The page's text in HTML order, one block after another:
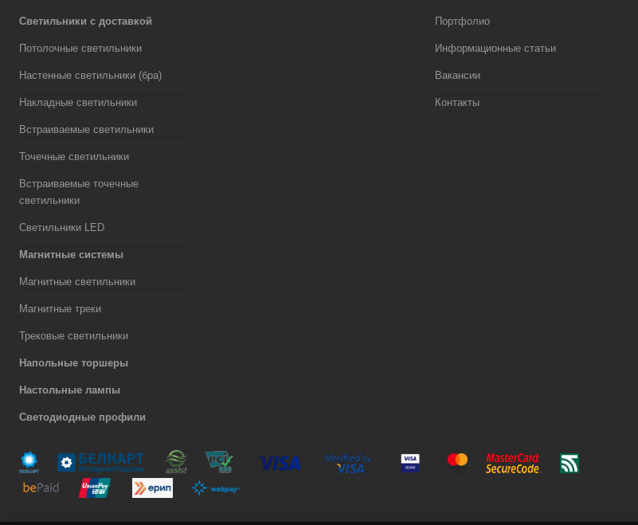
Светильники с доставкой
Потолочные светильники
Настенные светильники (бра)
Накладные светильники
Встраиваемые светильники
Точечные светильники
Встраиваемые точечные
светильники
Светильники LED
Магнитные системы
Магнитные светильники
Магнитные треки
Трековые светильники
Напольные торшеры
Настольные лампы
Светодиодные профили
Портфолио
Информационные статьи
Вакансии
Контакты